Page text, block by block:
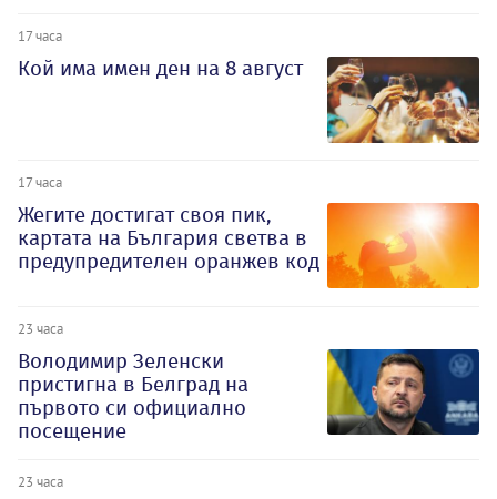
17 часа
Кой има имен ден на 8 август
17 часа
Жегите достигат своя пик,
картата на България светва в
предупредителен оранжев код
23 часа
Володимир Зеленски
пристигна в Белград на
първото си официално
посещение
23 часа